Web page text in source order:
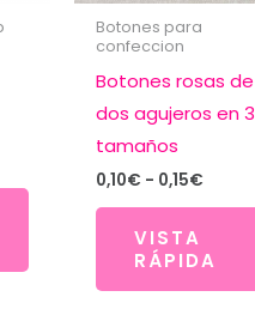
Botones para
confeccion
Botones rosas de
dos agujeros en 3
tamaños
0,10€ - 0,15€Rango
0,10€
VISTA
RÁPIDA